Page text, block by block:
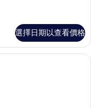
選擇日期以查看價格
人房 | 書桌、遮光布/窗簾、隔